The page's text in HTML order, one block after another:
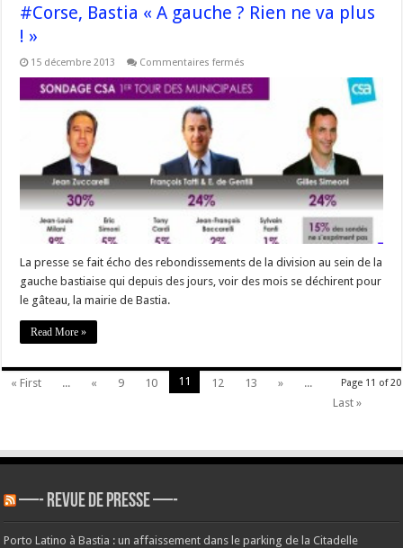
#Corse, Bastia « A gauche ? Rien ne va plus
! »
15 décembre 2013 Commentaires fermés
Bastia
« A
! »
La presse se fait écho des rebondissements de la division au sein de la
gauche bastiaise qui depuis des jours, voir des mois se déchirent pour
le gâteau, la mairie de Bastia.
Read More »
Page 11 of 20
« First ... « 9 10 11 12 13 »
...
Last »
—- REVUE DE PRESSE —-
Porto Latino à Bastia : un affaissement dans le parking de la Citadelle